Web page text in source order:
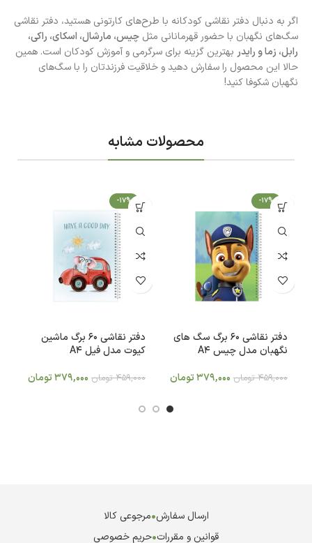
اگر به دنبال دفتر نقاشی کودکانه با طرح‌های کارتونی هستید، دفتر نقاشی
سگ‌های نگهبان با حضور قهرمانانی مثل چیس، مارشال، اسکای، راکی،
رابل، زما و رایدر بهترین گزینه برای سرگرمی و آموزش کودکان است. همین
حالا این محصول را سفارش دهید و خلاقیت فرزندتان را با سگ‌های
نگهبان شکوفا کنید!
محصولات مشابه
-17%
دفتر نقاشی 60 برگ سگ های
نگهبان مدل چیس A4
459,000 تومان 379,000تومان
-17%
دفتر نقاشی 60 برگ ماشین
کیوت مدل فیل A4
459,000 تومان 379,000تومان
ارسال سفارش•مرجوعی کالا
قوانین و مقررات•حریم خصوصی